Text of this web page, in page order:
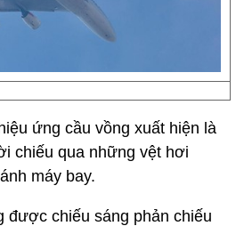
ứng cầu vồng xuất hiện là
chiếu qua những vệt hơi
máy bay.
được chiếu sáng phản chiếu